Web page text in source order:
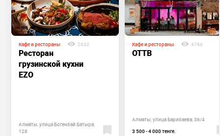
Кафе и рестораны 2632
Ресторан
грузинской кухни
EZO
Алматы, улица Богенбай Батыра,
128
Кафе и рестораны 4796
OTTB
Алматы, улица Барибаева, 36/4
3 500 - 4 000 тенге.